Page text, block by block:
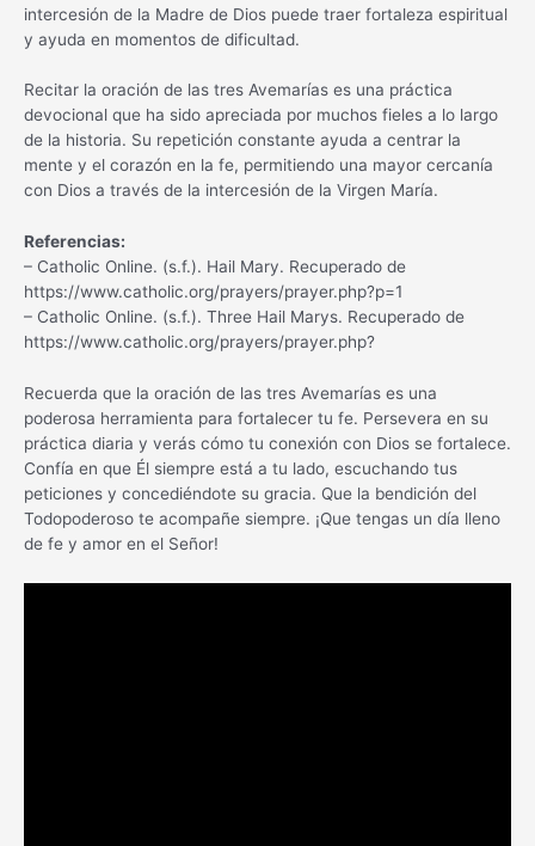
intercesión de la Madre de Dios puede traer fortaleza espiritual
y ayuda en momentos de dificultad.
Recitar la oración de las tres Avemarías es una práctica
devocional que ha sido apreciada por muchos fieles a lo largo
de la historia. Su repetición constante ayuda a centrar la
mente y el corazón en la fe, permitiendo una mayor cercanía
con Dios a través de la intercesión de la Virgen María.
Referencias:
– Catholic Online. (s.f.). Hail Mary. Recuperado de
https://www.catholic.org/prayers/prayer.php?p=1
– Catholic Online. (s.f.). Three Hail Marys. Recuperado de
https://www.catholic.org/prayers/prayer.php?
Recuerda que la oración de las tres Avemarías es una
poderosa herramienta para fortalecer tu fe. Persevera en su
práctica diaria y verás cómo tu conexión con Dios se fortalece.
Confía en que Él siempre está a tu lado, escuchando tus
peticiones y concediéndote su gracia. Que la bendición del
Todopoderoso te acompañe siempre. ¡Que tengas un día lleno
de fe y amor en el Señor!